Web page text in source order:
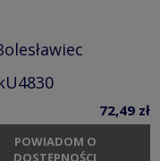
72,49 zł
POWIADOM O
DOSTĘPNOŚCI